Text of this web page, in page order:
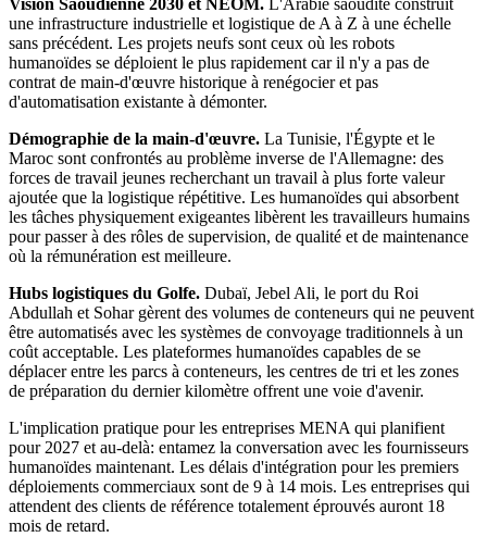
Vision Saoudienne 2030 et NEOM. L'Arabie saoudite construit
une infrastructure industrielle et logistique de A à Z à une échelle
sans précédent. Les projets neufs sont ceux où les robots
humanoïdes se déploient le plus rapidement car il n'y a pas de
contrat de main-d'œuvre historique à renégocier et pas
d'automatisation existante à démonter.
Démographie de la main-d'œuvre. La Tunisie, l'Égypte et le
Maroc sont confrontés au problème inverse de l'Allemagne: des
forces de travail jeunes recherchant un travail à plus forte valeur
ajoutée que la logistique répétitive. Les humanoïdes qui absorbent
les tâches physiquement exigeantes libèrent les travailleurs humains
pour passer à des rôles de supervision, de qualité et de maintenance
où la rémunération est meilleure.
Hubs logistiques du Golfe. Dubaï, Jebel Ali, le port du Roi
Abdullah et Sohar gèrent des volumes de conteneurs qui ne peuvent
être automatisés avec les systèmes de convoyage traditionnels à un
coût acceptable. Les plateformes humanoïdes capables de se
déplacer entre les parcs à conteneurs, les centres de tri et les zones
de préparation du dernier kilomètre offrent une voie d'avenir.
L'implication pratique pour les entreprises MENA qui planifient
pour 2027 et au-delà: entamez la conversation avec les fournisseurs
humanoïdes maintenant. Les délais d'intégration pour les premiers
déploiements commerciaux sont de 9 à 14 mois. Les entreprises qui
attendent des clients de référence totalement éprouvés auront 18
mois de retard.